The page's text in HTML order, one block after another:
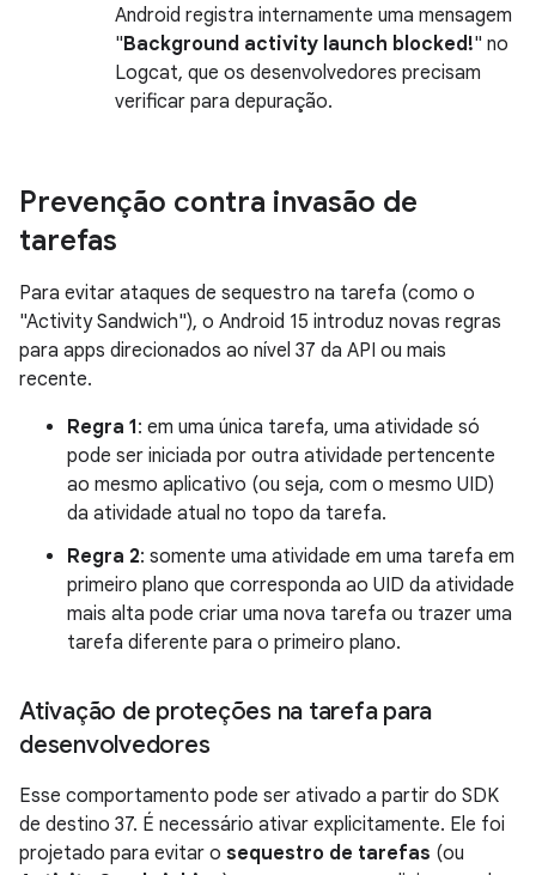
Android registra internamente uma mensagem
"Background activity launch blocked!" no
Logcat, que os desenvolvedores precisam
verificar para depuração.
Prevenção contra invasão de
tarefas
Para evitar ataques de sequestro na tarefa (como o
"Activity Sandwich"), o Android 15 introduz novas regras
para apps direcionados ao nível 37 da API ou mais
recente.
Regra 1: em uma única tarefa, uma atividade só
pode ser iniciada por outra atividade pertencente
ao mesmo aplicativo (ou seja, com o mesmo UID)
da atividade atual no topo da tarefa.
Regra 2: somente uma atividade em uma tarefa em
primeiro plano que corresponda ao UID da atividade
mais alta pode criar uma nova tarefa ou trazer uma
tarefa diferente para o primeiro plano.
Ativação de proteções na tarefa para
desenvolvedores
Esse comportamento pode ser ativado a partir do SDK
de destino 37. É necessário ativar explicitamente. Ele foi
projetado para evitar o sequestro de tarefas (ou